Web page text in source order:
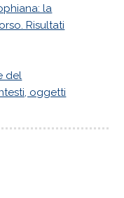
la
Risultati
del
oggetti